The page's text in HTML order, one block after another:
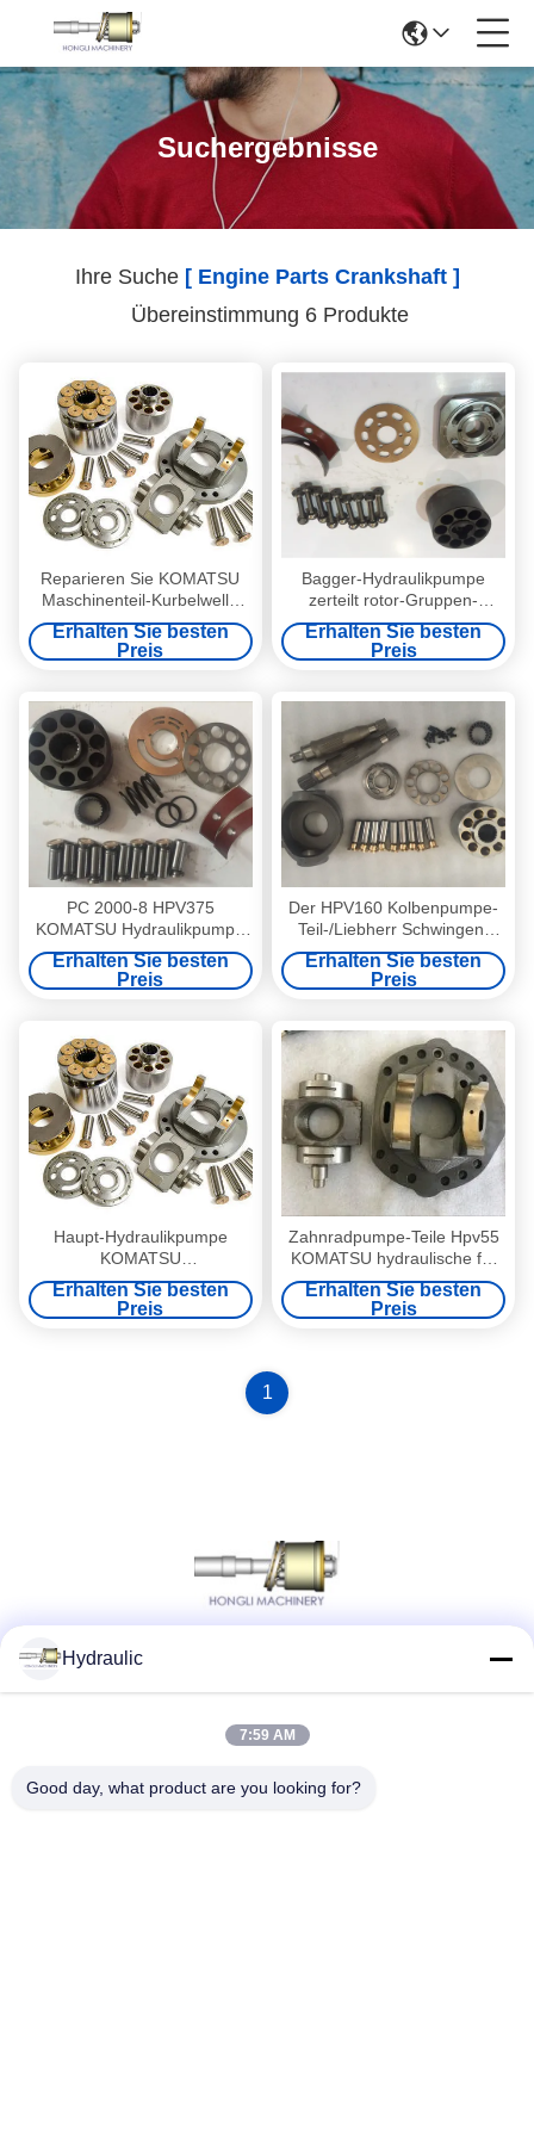
Suchergebnisse
Ihre Suche [ Engine Parts Crankshaft ]
Übereinstimmung 6 Produkte
Reparieren Sie KOMATSU
Maschinenteil-Kurbelwelle
PC360-7 der
Hydraulikpumpe-Teil-/
Erhalten Sie besten
Preis
Bagger-Hydraulikpumpe
zerteilt rotor-Gruppen-
Unterstützung der
Hauptpumpen-PC220-7 Dreh
Erhalten Sie besten
Preis
PC 2000-8 HPV375
KOMATSU Hydraulikpumpe
zerteilt Reparatur-Set-hohes
zuverlässiges
Erhalten Sie besten
Preis
Der HPV160 Kolbenpumpe-
Teil-/Liebherr Schwingen-
Motor Bagger-Pumpen-der
Teil-Pc50
Erhalten Sie besten
Preis
Haupt-Hydraulikpumpe
KOMATSU
zerteilt/Fahrmotor-
hydraulische Kolbenpumpe-
Teile
Erhalten Sie besten
Preis
Zahnradpumpe-Teile Hpv55
KOMATSU hydraulische für
Baumaschinen Pc120-5
Erhalten Sie besten
Preis
1
Schneller Kontakt
Hydraulic
7:59 AM
Good day, what product are you looking for?